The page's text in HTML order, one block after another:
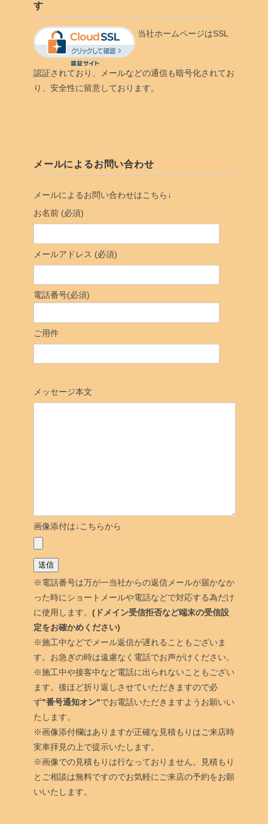
す
当社ホームページはSSL
認証されており、メールなどの通信も暗号化されてお
り、安全性に留意しております。
メールによるお問い合わせ
メールによるお問い合わせはこちら↓
お名前 (必須)
メールアドレス (必須)
電話番号(必須)
ご用件
メッセージ本文
画像添付は↓こちらから
※電話番号は万が一当社からの返信メールが届かなか
った時にショートメールや電話などで対応する為だけ
に使用します。 (ドメイン受信拒否など端末の受信設
定をお確かめください)
※施工中などでメール返信が遅れることもございま
す。お急ぎの時は遠慮なく電話でお声がけください。
※施工中や接客中など電話に出られないこともござい
ます。後ほど折り返しさせていただきますので必
ず"番号通知オン"でお電話いただきますようお願いい
たします。
※画像添付欄はありますが正確な見積もりはご来店時
実車拝見の上で提示いたします。
※画像での見積もりは行なっておりません。見積もり
とご相談は無料ですのでお気軽にご来店の予約をお願
いいたします。